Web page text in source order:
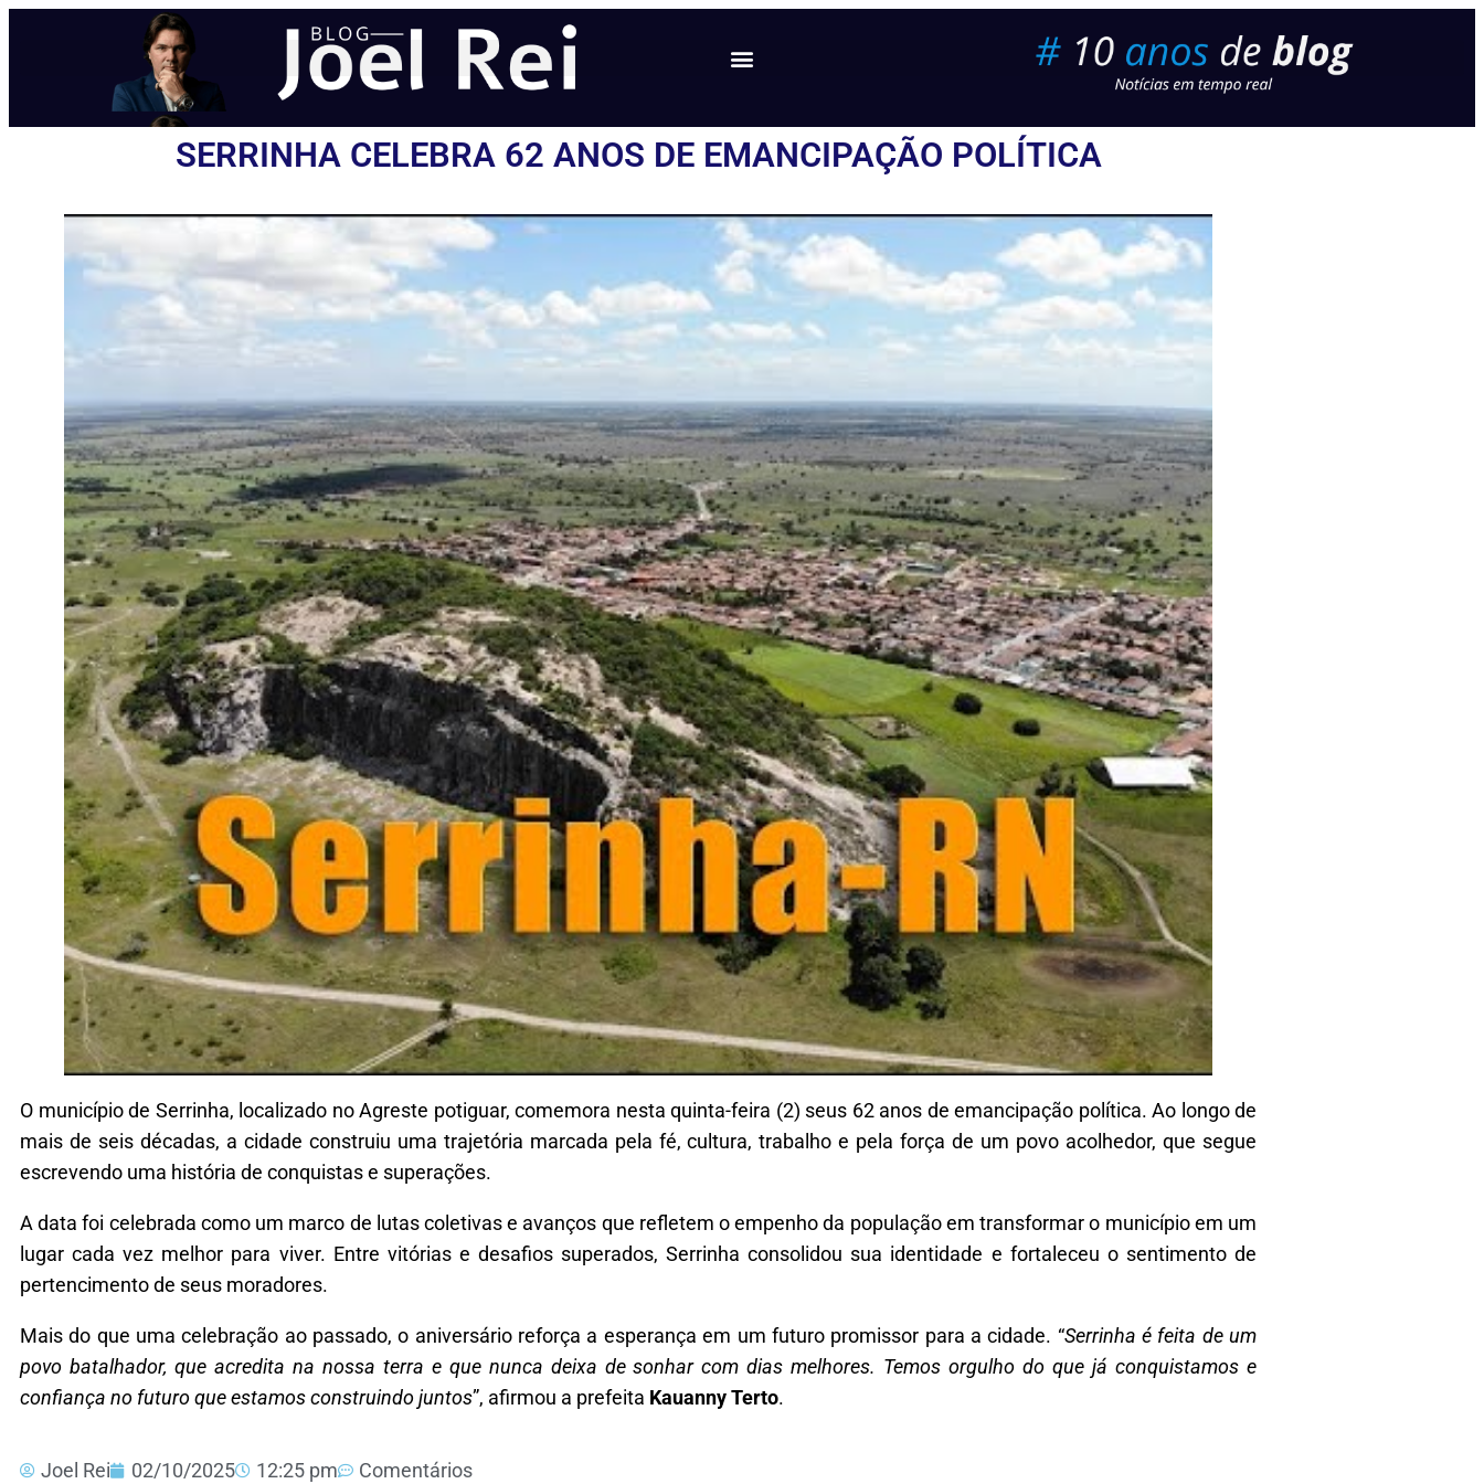
SERRINHA CELEBRA 62 ANOS DE EMANCIPAÇÃO POLÍTICA
O município de Serrinha, localizado no Agreste potiguar, comemora nesta quinta-feira (2) seus 62 anos de emancipação política. Ao longo de
mais de seis décadas, a cidade construiu uma trajetória marcada pela fé, cultura, trabalho e pela força de um povo acolhedor, que segue
escrevendo uma história de conquistas e superações.
A data foi celebrada como um marco de lutas coletivas e avanços que refletem o empenho da população em transformar o município em um
lugar cada vez melhor para viver. Entre vitórias e desafios superados, Serrinha consolidou sua identidade e fortaleceu o sentimento de
pertencimento de seus moradores.
Mais do que uma celebração ao passado, o aniversário reforça a esperança em um futuro promissor para a cidade. “Serrinha é feita de um
povo batalhador, que acredita na nossa terra e que nunca deixa de sonhar com dias melhores. Temos orgulho do que já conquistamos e
confiança no futuro que estamos construindo juntos”, afirmou a prefeita Kauanny Terto.
Joel Rei 02/10/2025 12:25 pm Comentários